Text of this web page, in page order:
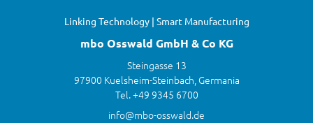
Linking Technology | Smart Manufacturing
mbo Osswald GmbH & Co KG
Steingasse 13
97900 Kuelsheim-Steinbach, Germania
Tel. +49 9345 6700
info@mbo-osswald.de